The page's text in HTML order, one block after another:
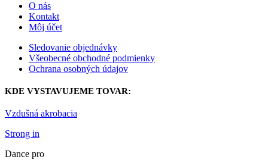
O nás
Kontakt
Môj účet
Sledovanie objednávky
Všeobecné obchodné podmienky
Ochrana osobných údajov
KDE VYSTAVUJEME TOVAR:
Vzdušná akrobacia
Strong in
Dance pro